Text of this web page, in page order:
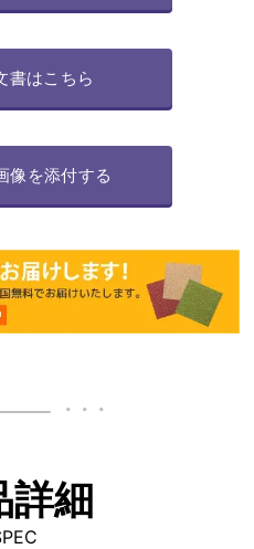
書はこちら
像を添付する
詳細